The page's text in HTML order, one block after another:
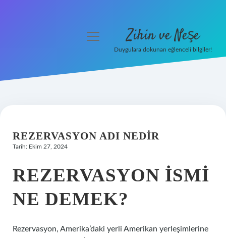
Hakkımızda
menüyü
Zihin ve Neşe
Duygulara dokunan eğlenceli bilgiler!
REZERVASYON ADI NEDIR
Tarih: Ekim 27, 2024
REZERVASYON ISMI
NE DEMEK?
Rezervasyon, Amerika’daki yerli Amerikan yerleşimlerine